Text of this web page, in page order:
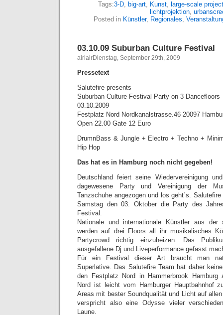
Tags:3-D, big-art, Kunst, large-scale
lichtprojektion,
Posted in Künstler, Regionales,
03.10.09 Suburban Culture Festival
airlairDienstag, September 29th, 2009
Pressetext
Salutefire presents
Suburban Culture Festival Party on 3 Dancefloors
03.10.2009
Festplatz Nord Nordkanalstrasse.46 20097
Open 22.00 Gate 12 Euro
DrumnBass & Jungle + Electro + Techno +
Hip Hop
Das hat es in Hamburg noch nicht gegeben!
Deutschland feiert seine Wiedervereinigung
dagewesene Party und Vereinigung der
Tanzschuhe angezogen und los geht´s.
Samstag den 03. Oktober die Party des
Festival.
Nationale und internationale Künstler aus der
werden auf drei Floors all ihr musikalisches
Partycrowd richtig einzuheizen. Das
ausgefallene Dj und Liveperformance gefasst
Für ein Festival dieser Art braucht man
Superlative. Das Salutefire Team hat daher
den Festplatz Nord in Hammerbrook Hamburg
Nord ist leicht vom Hamburger Hauptbahnhof
Areas mit bester Soundqualität und Licht auf
verspricht also eine Odysse vieler
Laune.